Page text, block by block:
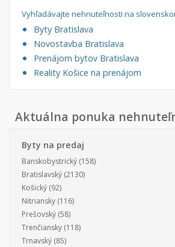
Vyhľadávajte nehnuteľnosti na
Byty Bratislava
Novostavba Bratislava
Prenájom bytov Bratislava
Reality Košice na prenájom
Aktuálna ponuka
Byty na predaj
Banskobystrický (158)
Bratislavský (2130)
Košický (92)
Nitriansky (116)
Prešovský (58)
Trenčiansky (118)
Trnavský (85)